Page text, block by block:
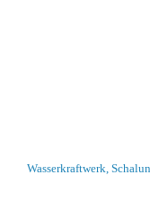
Wasserkraftwerk,